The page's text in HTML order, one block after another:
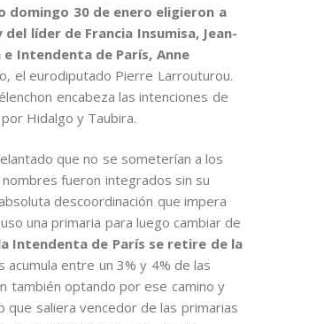
domingo 30 de enero eligieron a
líder de Francia Insumisa, Jean-
Intendenta de París, Anne
el eurodiputado Pierre Larrouturou.
encabeza las intenciones de
Hidalgo y Taubira.
que no se someterían a los
fueron integrados sin su
descoordinación que impera
una primaria para luego cambiar de
Intendenta de París se retire de la
acumula entre un 3% y 4% de las
también optando por ese camino y
que saliera vencedor de las primarias